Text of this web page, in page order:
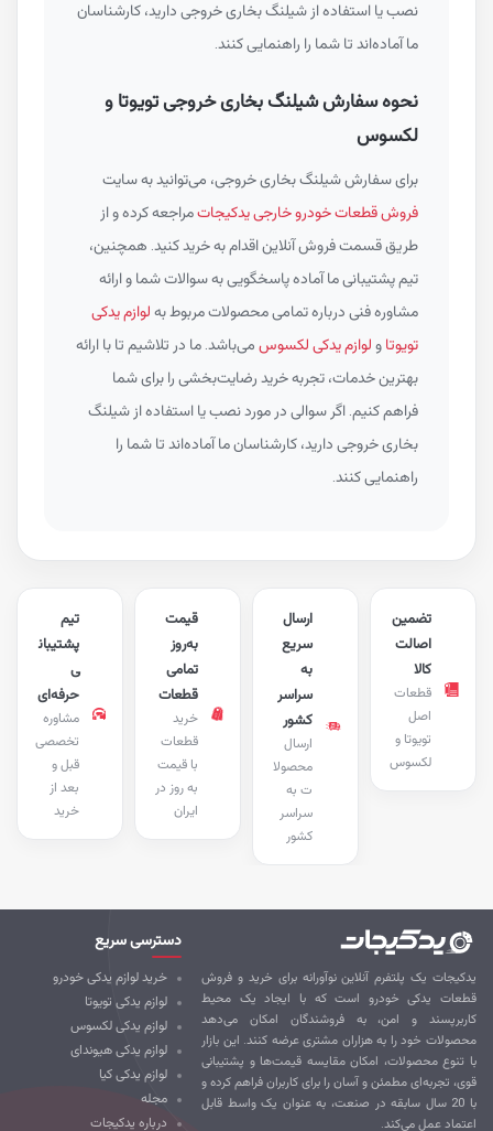
نصب یا استفاده از شیلنگ بخاری خروجی دارید، کارشناسان
ما آماده‌اند تا شما را راهنمایی کنند.
نحوه سفارش شیلنگ بخاری خروجی تویوتا و
لکسوس
برای سفارش شیلنگ بخاری خروجی، می‌توانید به سایت
فروش قطعات خودرو خارجی یدکیجاتمراجعه کرده و از
طریق قسمت فروش آنلاین اقدام به خرید کنید. همچنین،
تیم پشتیبانی ما آماده پاسخگویی به سوالات شما و ارائه
مشاوره فنی درباره تمامی محصولات مربوط بهلوازم یدکی
تویوتاولوازم یدکی لکسوسمی‌باشد. ما در تلاشیم تا با ارائه
بهترین خدمات، تجربه خرید رضایت‌بخشی را برای شما
فراهم کنیم. اگر سوالی در مورد نصب یا استفاده از شیلنگ
بخاری خروجی دارید، کارشناسان ما آماده‌اند تا شما را
راهنمایی کنند.
پشتیبان
حرفه‌ای
مشاوره
تخصصی
قبل و
بعد از
خرید
قیمت
به‌روز
تمامی
قطعات
خرید
قطعات
با قیمت
به روز در
ایران
ارسال
سریع
سراسر
کشور
ارسال
محصولا
ت به
سراسر
کشور
تضمین
اصالت
قطعات
تویوتا و
لکسوس
یک پلتفرم آنلاین نوآورانه برای خرید و فروش
یدکی خودرو است که با ایجاد یک محیط
و امن، به فروشندگان امکان می‌دهد
خود را به هزاران مشتری عرضه کنند. این بازار
تنوع محصولات، امکان مقایسه قیمت‌ها و پشتیبانی
تجربه‌ای مطمئن و آسان را برای کاربران فراهم کرده و
با 20 سال سابقه در صنعت، به عنوان یک واسط قابل
عمل می‌کند.
دسترسی سریع
خرید لوازم یدکی خودرو
لوازم یدکی تویوتا
لوازم یدکی لکسوس
لوازم یدکی هیوندای
لوازم یدکی کیا
مجله
درباره یدکیجات